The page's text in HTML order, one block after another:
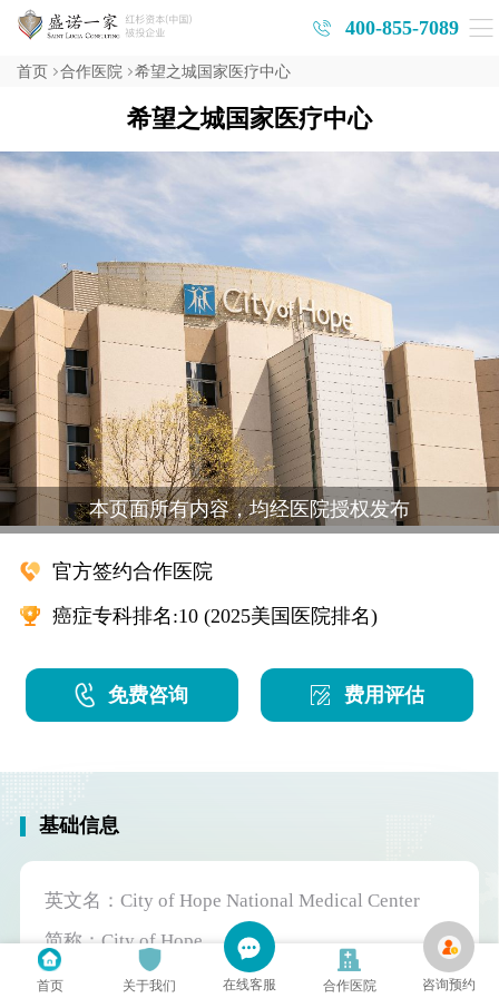
400-855-7089
首页 合作医院 希望之城国家医疗中心
希望之城国家医疗中心
本页面所有内容，均经医院授权发布
官方签约合作医院
癌症专科排名:10 (2025美国医院排名)
免费咨询 费用评估
基础信息
英文名：City of Hope National Medical Center
简称：City of Hope
地址：1500 E Duarte Rd, Duarte, CA 91010
首页 关于我们 在线客服 合作医院 咨询预约